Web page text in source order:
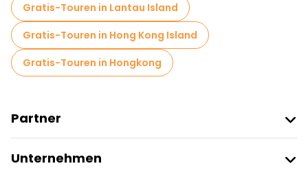
Gratis-Touren in Lantau Island
Gratis-Touren in Hong Kong Island
Gratis-Touren in Hongkong
Partner
Anbieter-Anmeldung
Unternehmen